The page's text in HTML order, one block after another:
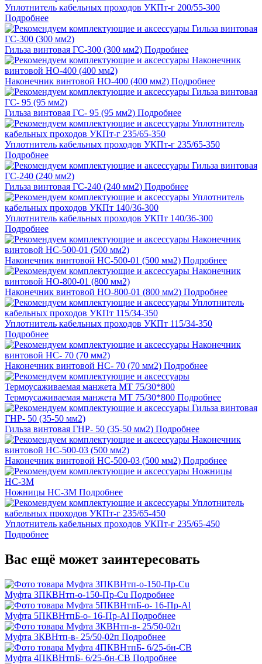
Уплотнитель кабельных проходов УКПт-г 200/55-300
Подробнее
Гильза винтовая ГС-300 (300 мм2) Подробнее
Наконечник винтовой НО-400 (400 мм2) Подробнее
Гильза винтовая ГС- 95 (95 мм2) Подробнее
Уплотнитель кабельных проходов УКПт-г 235/65-350
Подробнее
Гильза винтовая ГС-240 (240 мм2) Подробнее
Уплотнитель кабельных проходов УКПт 140/36-300
Подробнее
Наконечник винтовой НС-500-01 (500 мм2) Подробнее
Наконечник винтовой НО-800-01 (800 мм2) Подробнее
Уплотнитель кабельных проходов УКПт 115/34-350
Подробнее
Наконечник винтовой НС- 70 (70 мм2) Подробнее
Термоусаживаемая манжета МТ 75/30*800 Подробнее
Гильза винтовая ГНР- 50 (35-50 мм2) Подробнее
Наконечник винтовой НС-500-03 (500 мм2) Подробнее
Ножницы НС-3M Подробнее
Уплотнитель кабельных проходов УКПт-г 235/65-450
Подробнее
Вас ещё может заинтересовать
Муфта 3ПКВНтп-о-150-Пр-Cu Подробнее
Муфта 5ПКВНтпБ-о- 16-Пр-Al Подробнее
Муфта 3КВНтп-в- 25/50-02п Подробнее
Муфта 4ПКВНтпБ- 6/25-бн-СВ Подробнее